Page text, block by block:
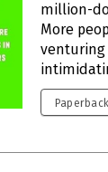
million-
More
venturing